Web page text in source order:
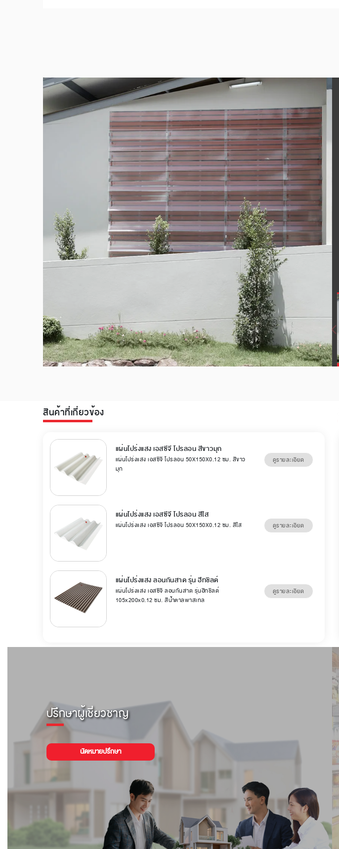
สินค้าที่เกี่ยวข้อง
แผ่นโปร่งแสง เอสซีจี โปรลอน สีขาวมุก
แผ่นโปร่งแสง เอสซีจี โปรลอน 50X150X0.12 ซม. สีขาว
มุก
ดูรายละเอียด
แผ่นโปร่งแสง เอสซีจี โปรลอน สีใส
แผ่นโปร่งแสง เอสซีจี โปรลอน 50X150X0.12 ซม. สีใส ดูรายละเอียด
แผ่นโปร่งแสง ลอนกันสาด รุ่น ฮีทชิลด์
แผ่นโปร่งแสง เอสซีจี ลอนกันสาด รุ่นฮีทชิลด์
105x200x0.12 ซม. สีน้ำตาลพาสเทล
ดูรายละเอียด
ปรึกษาผู้เชี่ยวชาญ
นัดหมายปรึกษา